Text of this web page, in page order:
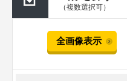
（複数選択可）
全画像表示